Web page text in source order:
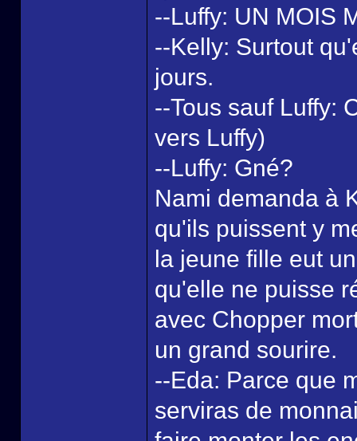
--Luffy: UN MOIS
--Kelly: Surtout
jours.
--Tous sauf Luffy:
vers Luffy)
--Luffy: Gné?
Nami demanda à
qu'ils puissent y
la jeune fille eut
qu'elle ne puisse
avec Chopper
un grand sourire.
--Eda: Parce que
serviras de